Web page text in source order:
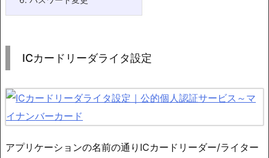
ICカードリーダライタ設定
アプリケーションの名前の通りICカードリーダー/ライター